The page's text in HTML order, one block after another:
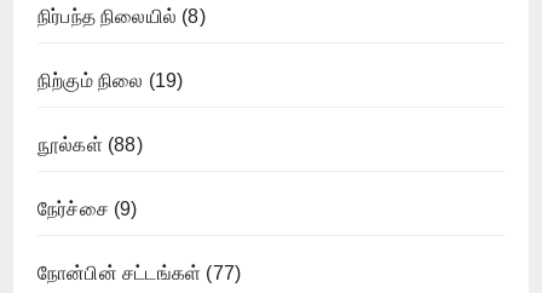
நிர்பந்த நிலையில் (8)
நிற்கும் நிலை (19)
நூல்கள் (88)
நேர்ச்சை (9)
நோன்பின் சட்டங்கள் (77)